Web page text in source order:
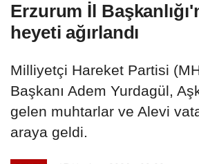
Erzurum İl
heyeti ağırlandı
Milliyetçi Hareket Partisi
Başkanı Adem Yurdagül,
gelen muhtarlar ve Alevi
araya geldi.